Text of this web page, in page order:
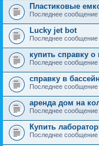
Пластиковые
Последнее сообщение
Lucky jet bot
Последнее сообщение
купить справку о
Последнее сообщение
справку в
Последнее сообщение
аренда дом на
Последнее сообщение
Купить
Последнее сообщение